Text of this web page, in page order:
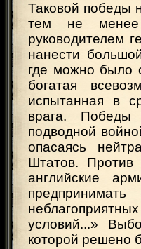
Таковой победы
тем не менее
руководителем
нанести
где можно было
богатая
испытанная в
врага.
подводной
опасаясь
Штатов. Против
английские
условий...»
которой решено